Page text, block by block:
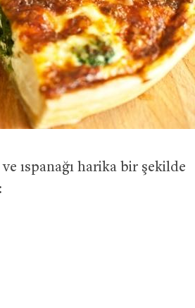
ıspanağı harika bir şekilde